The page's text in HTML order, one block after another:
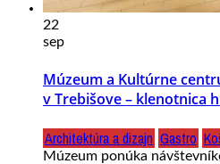
22
sep
Múzeum a Kultúrne
v Trebišove – klenotnica
Architektúra a dizajn Gastro
Múzeum ponúka